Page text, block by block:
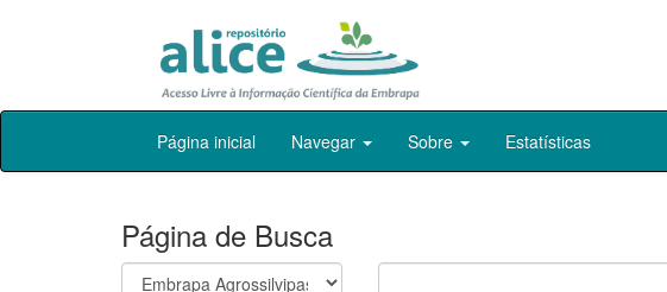
Skip
Página inicial Navegar Sobre Estatísticas
Página de Busca